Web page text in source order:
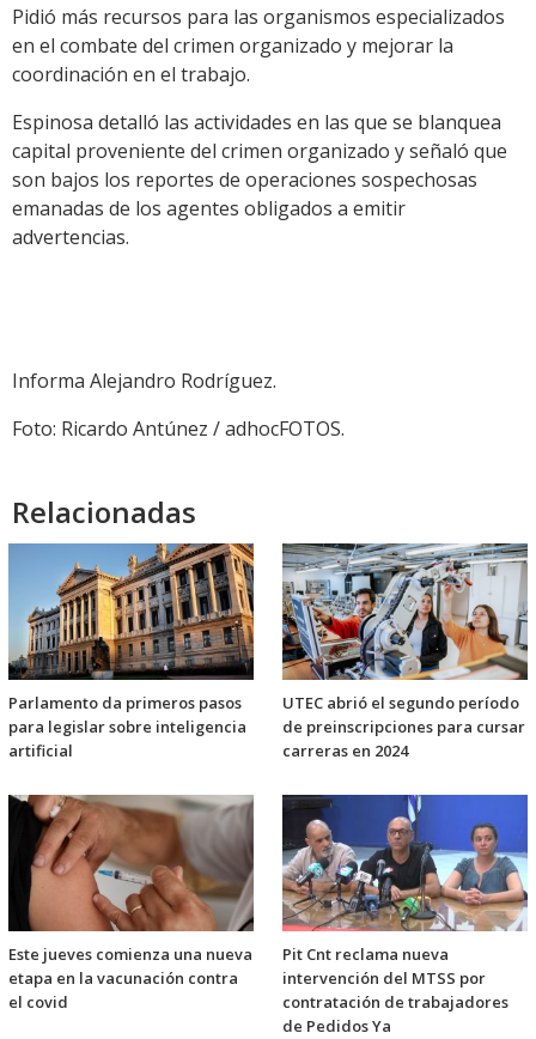
Pidió más recursos para las organismos especializados
en el combate del crimen organizado y mejorar la
coordinación en el trabajo.
Espinosa detalló las actividades en las que se blanquea
capital proveniente del crimen organizado y señaló que
son bajos los reportes de operaciones sospechosas
emanadas de los agentes obligados a emitir
advertencias.
Informa Alejandro Rodríguez.
Foto: Ricardo Antúnez / adhocFOTOS.
Relacionadas
Parlamento da primeros pasos
para legislar sobre inteligencia
artificial
UTEC abrió el segundo período
de preinscripciones para cursar
carreras en 2024
Este jueves comienza una nueva
etapa en la vacunación contra
el covid
Pit Cnt reclama nueva
intervención del MTSS por
contratación de trabajadores
de Pedidos Ya